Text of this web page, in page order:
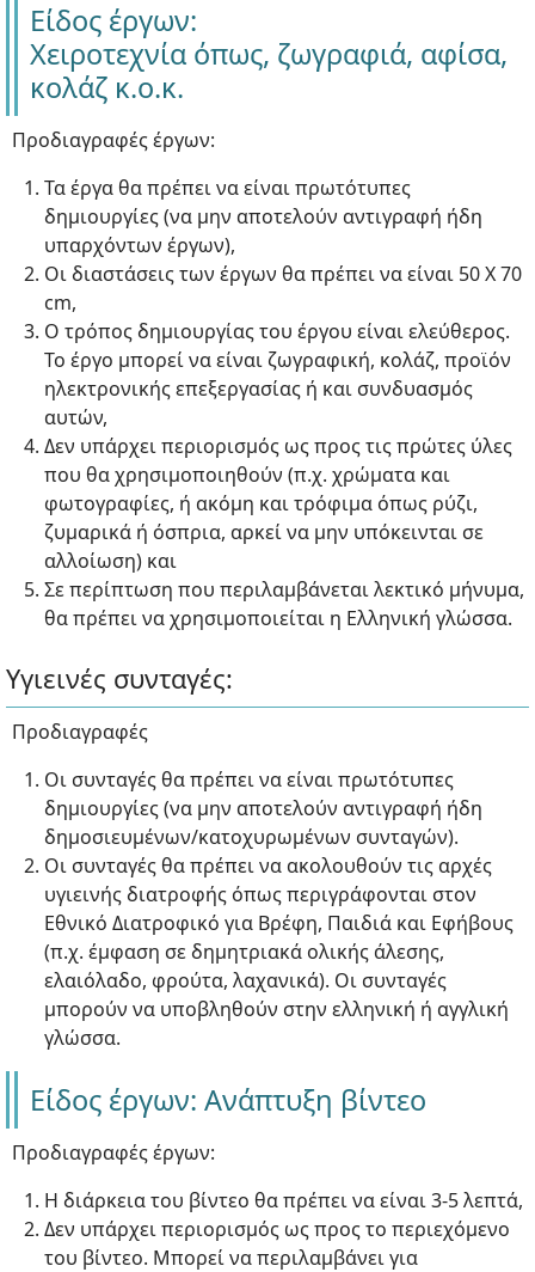
Είδος έργων:
Χειροτεχνία όπως, ζωγραφιά, αφίσα,
κολάζ κ.ο.κ.
Προδιαγραφές έργων:
Τα έργα θα πρέπει να είναι πρωτότυπες
δημιουργίες (να μην αποτελούν αντιγραφή ήδη
υπαρχόντων έργων),
Οι διαστάσεις των έργων θα πρέπει να είναι 50 Χ 70
cm,
Ο τρόπος δημιουργίας του έργου είναι ελεύθερος.
Το έργο μπορεί να είναι ζωγραφική, κολάζ, προϊόν
ηλεκτρονικής επεξεργασίας ή και συνδυασμός
αυτών,
Δεν υπάρχει περιορισμός ως προς τις πρώτες ύλες
που θα χρησιμοποιηθούν (π.χ. χρώματα και
φωτογραφίες, ή ακόμη και τρόφιμα όπως ρύζι,
ζυμαρικά ή όσπρια, αρκεί να μην υπόκεινται σε
αλλοίωση) και
Σε περίπτωση που περιλαμβάνεται λεκτικό μήνυμα,
θα πρέπει να χρησιμοποιείται η Ελληνική γλώσσα.
Υγιεινές συνταγές:
Προδιαγραφές
Οι συνταγές θα πρέπει να είναι πρωτότυπες
δημιουργίες (να μην αποτελούν αντιγραφή ήδη
δημοσιευμένων/κατοχυρωμένων συνταγών).
Οι συνταγές θα πρέπει να ακολουθούν τις αρχές
υγιεινής διατροφής όπως περιγράφονται στον
Εθνικό Διατροφικό για Βρέφη, Παιδιά και Εφήβους
(π.χ. έμφαση σε δημητριακά ολικής άλεσης,
ελαιόλαδο, φρούτα, λαχανικά). Οι συνταγές
μπορούν να υποβληθούν στην ελληνική ή αγγλική
γλώσσα.
Είδος έργων: Ανάπτυξη βίντεο
Προδιαγραφές έργων:
Η διάρκεια του βίντεο θα πρέπει να είναι 3-5 λεπτά,
Δεν υπάρχει περιορισμός ως προς το περιεχόμενο
του βίντεο. Μπορεί να περιλαμβάνει για